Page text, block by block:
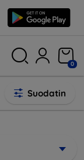
0
Suodatin